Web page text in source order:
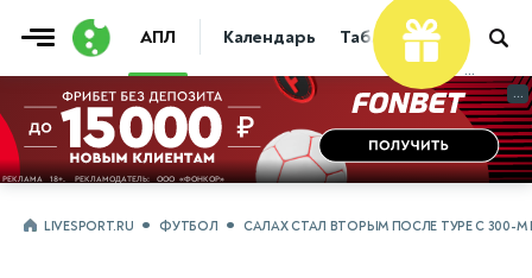
АПЛ Календарь Таблица Прогнозы
...
...
LIVESPORT.RU ФУТБОЛ САЛАХ СТАЛ ВТОРЫМ ПОСЛЕ ТУРЕ С